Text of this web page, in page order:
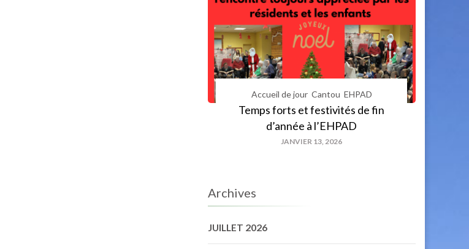
Accueil de jour Cantou EHPAD
Temps forts et festivités de fin
d’année à l’EHPAD
JANVIER 13, 2026
Archives
JUILLET 2026